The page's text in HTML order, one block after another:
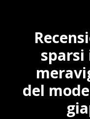
del